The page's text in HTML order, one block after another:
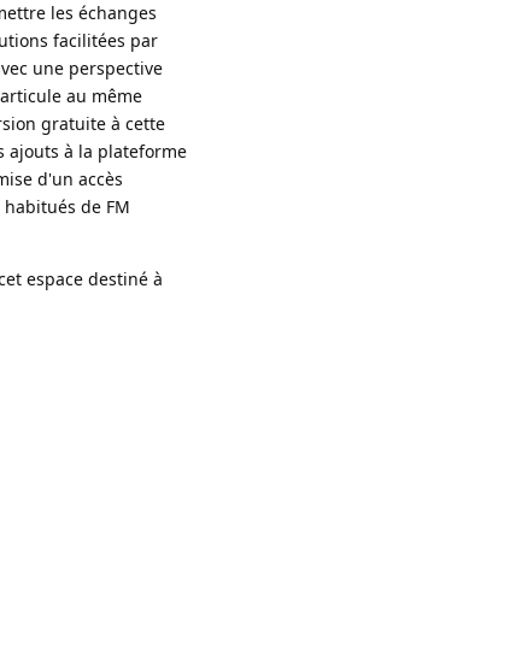
les échanges
facilitées par
une perspective
au même
gratuite à cette
ajouts à la plateforme
d'un accès
de FM
espace destiné à